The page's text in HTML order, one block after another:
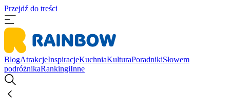
Przejdź do treści
BlogAtrakcjeInspiracjeKuchniaKulturaPoradnikiSłowem
podróżnikaRankingiInne